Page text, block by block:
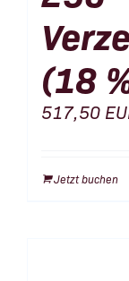
(18
517,50
Jetzt buchen